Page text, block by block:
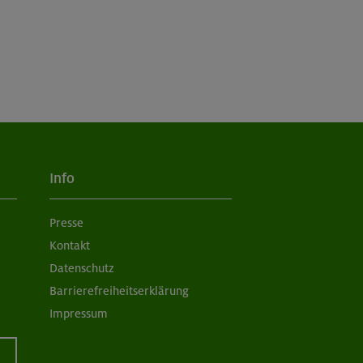
Info
Presse
Kontakt
Datenschutz
Barrierefreiheitserklärung
Impressum